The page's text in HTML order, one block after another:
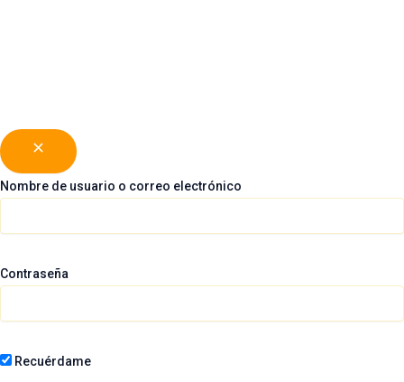
Nombre de usuario o correo electrónico
Contraseña
Recuérdame